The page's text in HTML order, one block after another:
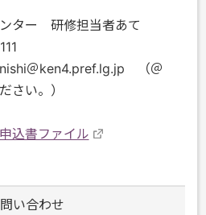
ター 研修担当者あて
＠ken4.pref.lg.jp （＠
さい。）
申込書ファイル
い合わせ